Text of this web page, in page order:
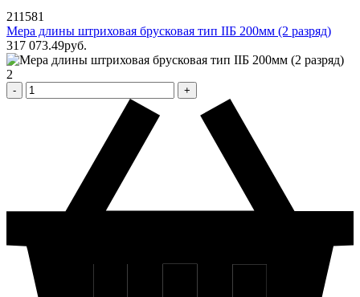
211581
Мера длины штриховая брусковая тип IIБ 200мм (2 разряд)
317 073.49pуб.
2